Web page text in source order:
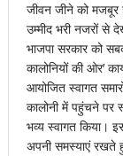
जीवन जीने को मजबूर
उम्मीद भरी नजरों से
भाजपा सरकार को
कालोनियों की ओर’
आयोजित स्वागत
कालोनी में पहुंचने पर
भव्य स्वागत किया।
अपनी समस्याएं रखते